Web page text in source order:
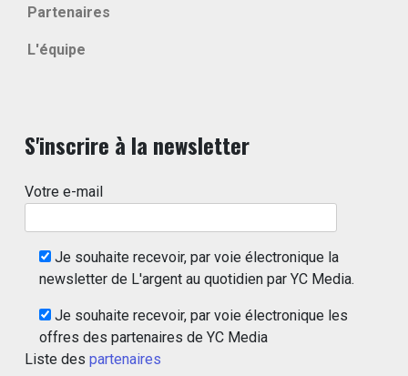
Partenaires
L'équipe
S'inscrire à la newsletter
Votre e-mail
Je souhaite recevoir, par voie électronique la
newsletter de L'argent au quotidien par YC Media.
Je souhaite recevoir, par voie électronique les
offres des partenaires de YC Media
Liste des partenaires